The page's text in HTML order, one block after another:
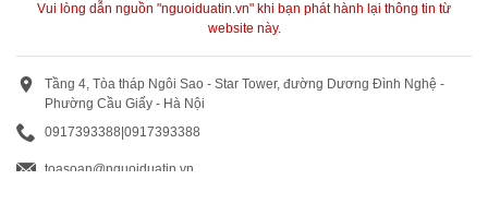
Vui lòng dẫn nguồn "nguoiduatin.vn" khi bạn phát hành lại thông tin từ
website này.
Tầng 4, Tòa tháp Ngôi Sao - Star Tower, đường Dương Đình Nghệ -
Phường Cầu Giấy - Hà Nội
0917393388 0917393388
toasoan@nguoiduatin.vn